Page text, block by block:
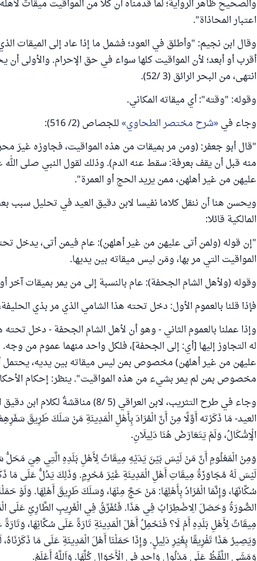
والصحيح ظاهر الرواية؛ لما قدمناه أن كلا من المواقيت ميقاتٌ
اعتبار المحاذاة".
وقال ابن نجيم: "وأطلق في العود؛ فشمل ما إذا عاد إلى الميقات
أقرب أو أبعد؛ لأن المواقيت كلها سواء في حق الإحرام. والأولى
انتهى، من البحر الرائق (3 /52).
وقوله: "وقته": أي ميقاته المكاني.
وجاء في شرح مختصر الطحاوي للجصاص (2/ 516):
"قال أبو جعفر: (ومن مر ‌بميقات من هذه المواقيت، فجاوزه غيرَ
منه قبل أن يقف بعرفة: سقط عنه الدم). وذلك لقول النبي صلى
‌عليهن ‌من ‌غير ‌أهلهن، ممن يريد الحج أو العمرة".
ويحسن هنا أن ننقل كلاما نفيسا لابن دقيق العيد في تحليل
المالكية قائلا:
"إن قوله (ولمن أتى عليهن من غير أهلهن): عام فيمن أتى، يدخل
المواقيت التي مر بها، ومَن ليس ميقاته بين يديها.
وقوله (ولأهل الشام الجحفة): عام بالنسبة إلى من يمر بميقات آخر
فإذا قلنا بالعموم الأول: دخل تحته هذا الشامي الذي مر بذي
وإذا عملنا بالعموم الثاني - وهو أن لأهل الشام الجحفة - دخل تحته
له التجاوز إليها [أي: إلى الجحفة]، فلكل واحد منهما عموم من
عليهن من غير أهلهن) مخصوص بمن ليس ميقاته بين يديه، يحتمل
مخصوص بمن لم يمر بشيء من هذه المواقيت". ينظر: إحكام الأحكام
‌وجاء في طرح التثريب، لابن العراقي (5 /
العيد- ‌مَا ‌ذَكَرْته أَوَّلًا مِنْ أَنَّ الْمُرَادَ بِأَهْلِ الْمَدِينَةِ مَنْ سَلَكَ طَرِيقَ
الْإِشْكَالُ، وَلَمْ يَتَعَارَضْ هُنَا دَلِيلَانِ.
وَمِنْ الْمَعْلُومِ أَنَّ مَنْ لَيْسَ بَيْنَ يَدَيْهِ مِيقَاتٌ لِأَهْلِ بَلَدِهِ الَّتِي هِيَ مَحَلُّ
لَيْسَ لَهُ مُجَاوَزَةُ مِيقَاتِ أَهْلِ الْمَدِينَةِ غَيْرَ مُحْرِمٍ. وَذَلِكَ يَدُلُّ عَلَى مَا
سُكَّانَهَا، وَإِنَّمَا الْمُرَادُ بِأَهْلِهَا: مَنْ حَجَّ مِنْهَا، وَسَلَكَ طَرِيقَ أَهْلِهَا. وَلَوْ
الصُّورَةُ وَحَصَلَ الِاضْطِرَابُ فِي هَذَا. فَنُفَرِّقُ فِي الْغَرِيبِ الطَّارِئِ عَلَى
مِيقَاتٌ لِأَهْلِ بَلَدِهِ أَمْ لَا؟ فَنَحْمِلُ أَهْلَ الْمَدِينَةِ تَارَةً عَلَى سُكَّانِهَا، وَتَارَةً
وَيَصِيرُ هَذَا تَفْرِيقًا بِغَيْرِ دَلِيلٍ. وَإِذَا حَمَلْنَا أَهْلَ الْمَدِينَةِ عَلَى مَا
وَمَشَى اللَّفْظُ عَلَى مَدْلُولٍ وَاحِدٍ فِي الْأَحْوَالِ كُلِّهَا. وَاَللَّهُ أَعْلَمُ.